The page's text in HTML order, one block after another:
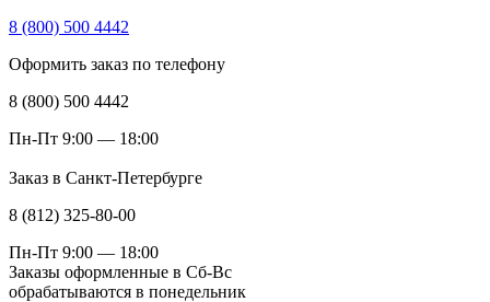
8 (800) 500 4442
Оформить заказ по телефону
8 (800) 500 4442
Пн-Пт 9:00 — 18:00
Заказ в Санкт-Петербурге
8 (812) 325-80-00
Пн-Пт 9:00 — 18:00
Заказы оформленные в Сб-Вс
обрабатываются в понедельник